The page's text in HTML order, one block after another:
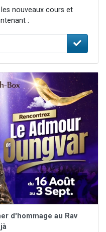
nouveaux cours et
:
d'hommage au Rav